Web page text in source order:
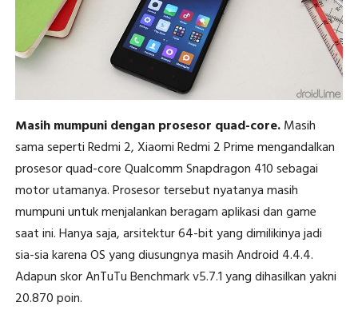
Masih mumpuni dengan prosesor quad-core.Masih
sama seperti Redmi 2, Xiaomi Redmi 2 Prime mengandalkan
prosesor quad-core Qualcomm Snapdragon 410 sebagai
motor utamanya. Prosesor tersebut nyatanya masih
mumpuni untuk menjalankan beragam aplikasi dan game
saat ini. Hanya saja, arsitektur 64-bit yang dimilikinya jadi
sia-sia karena OS yang diusungnya masih Android 4.4.4.
Adapun skor AnTuTu Benchmark v5.7.1 yang dihasilkan yakni
20.870 poin.